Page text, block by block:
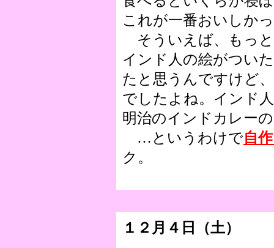
これが一番おいしか
そういえば、もっ
インド人の絵がつい
たと思うんですけど
でしたよね。インド
明治のインドカレー
…というわけで自
ク。
１２月４日（土）